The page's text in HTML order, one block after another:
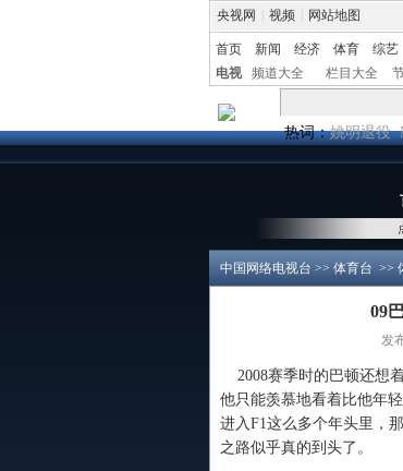
央视网 视频 网站地图
首页 新闻 经济 体育 综艺
电视
频道大全 栏目大全
热词：姚明退役
中国网络电视台 >> 体育台 >>
09
发
2008赛季时的巴顿还想
他只能羡慕地看着比他年
进入F1这么多个年头里，
之路似乎真的到头了。